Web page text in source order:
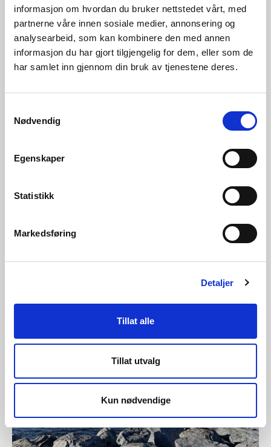
informasjon om hvordan du bruker nettstedet vårt, med
partnerne våre innen sosiale medier, annonsering og
analysearbeid, som kan kombinere den med annen
informasjon du har gjort tilgjengelig for dem, eller som de
har samlet inn gjennom din bruk av tjenestene deres.
Nødvendig
Egenskaper
Statistikk
Markedsføring
Detaljer
Tillat alle
Tillat utvalg
Kun nødvendige
05.08.2026 | Rapporter - vassmagasinstatistikk
Vassmagasinstatistikk veke 31 2026